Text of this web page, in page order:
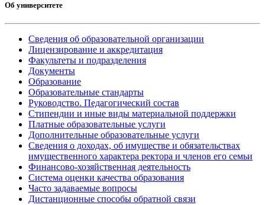
Об университете
Сведения об образовательной организации
Лицензирование и аккредитация
Факультеты и подразделения
Документы
Образование
Образовательные стандарты
Руководство. Педагогический состав
Стипендии и иные виды материальной поддержки
Платные образовательные услуги
Дополнительные образовательные услуги
Сведения о доходах, об имуществе и обязательствах
имущественного характера ректора и членов его семьи
Финансово-хозяйственная деятельность
Система оценки качества образования
Часто задаваемые вопросы
Дистанционные способы обратной связи